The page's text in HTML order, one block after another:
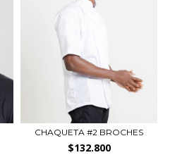
CHAQUETA #2 BROCHES
$132.800